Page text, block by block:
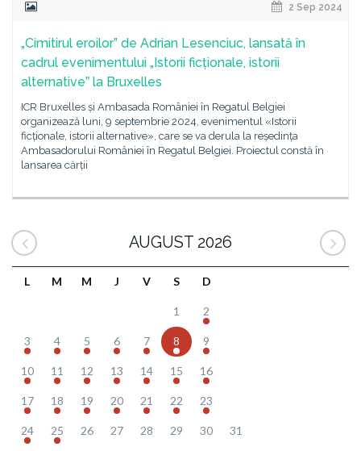
2 Sep 2024
„Cimitirul eroilor” de Adrian Lesenciuc, lansată în
cadrul evenimentului „Istorii ficționale, istorii
alternativeˮ la Bruxelles
ICR Bruxelles și Ambasada României în Regatul Belgiei
organizează luni, 9 septembrie 2024, evenimentul «Istorii
ficționale, istorii alternative», care se va derula la reședința
Ambasadorului României în Regatul Belgiei. Proiectul constă în
lansarea cărții
AUGUST 2026
L M M J V S D
1 2
3 4 5 6 7 8 9
10 11 12 13 14 15 16
17 18 19 20 21 22 23
24 25 26 27 28 29 30 31